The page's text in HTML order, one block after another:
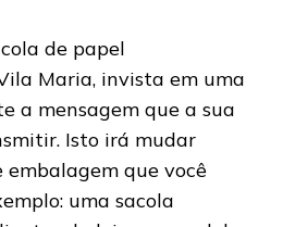
de papel
Maria, invista em uma
a mensagem que a sua
Isto irá mudar
que você
uma sacola